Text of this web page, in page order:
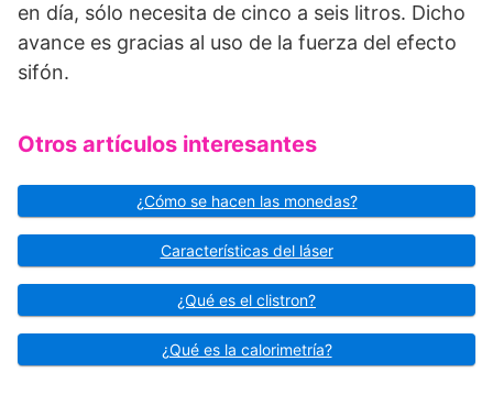
en día, sólo necesita de cinco a seis litros. Dicho
avance es gracias al uso de la fuerza del efecto
sifón.
Otros artículos interesantes
¿Cómo se hacen las monedas?
Características del láser
¿Qué es el clistron?
¿Qué es la calorimetría?